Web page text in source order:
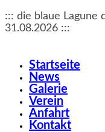
::: die blaue Lagune
31.08.2026 :::
Startseite
News
Galerie
Verein
Anfahrt
Kontakt